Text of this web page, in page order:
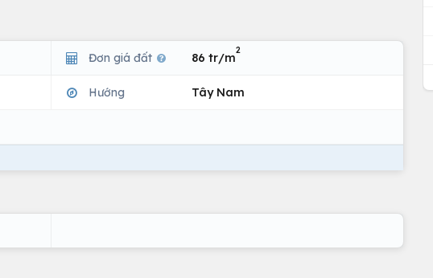
Đơn giá đất 86 tr/m
2
Hướng Tây Nam